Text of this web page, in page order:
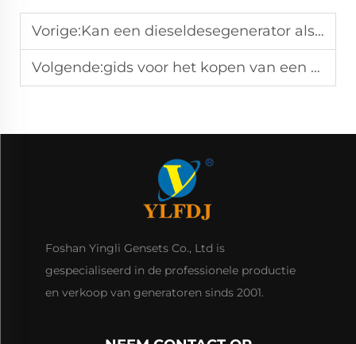
Vorige:Kan een dieseldesegenerator als primaire energiebron worden gebruikt voor locaties buiten het net?
Volgende:gids voor het kopen van een 30kVA-generator 2025: Belangrijkste specificaties vergeleken
Foshan Yingli Gensets Co., Ltd is
gespecialiseerd in de professionele productie
en verkoop van generatoren sinds 2001.